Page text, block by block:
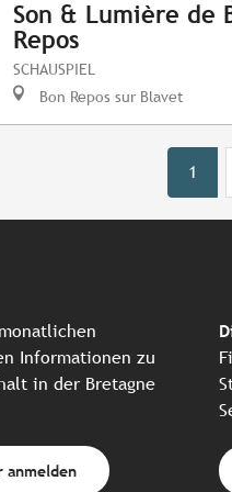
Son & Lumière de
Repos
SCHAUSPIEL
Bon Repos sur Blavet
1
Informationen zu
in der Bretagne
anmelden